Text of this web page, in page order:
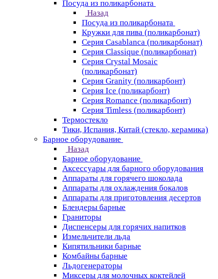
Посуда из поликарбоната
Назад
Посуда из поликарбоната
Кружки для пива (поликарбонат)
Серия Casablanсa (поликарбонат)
Серия Classique (поликарбонат)
Серия Crystal Mosaic
(поликарбонат)
Серия Granity (поликарбонт)
Серия Ice (поликарбонт)
Серия Romance (поликарбонт)
Серия Timless (поликарбонт)
Термостекло
Тики, Испания, Китай (стекло, керамика)
Барное оборудование
Назад
Барное оборудование
Аксессуары для барного оборудования
Аппараты для горячего шоколада
Аппараты для охлаждения бокалов
Аппараты для приготовления десертов
Блендеры барные
Граниторы
Диспенсеры для горячих напитков
Измельчители льда
Кипятильники барные
Комбайны барные
Льдогенераторы
Миксеры для молочных коктейлей